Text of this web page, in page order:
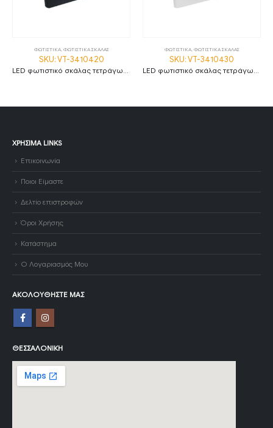
ΦΩΤΙΣΤΙΚΑ, ΦΩΤΙΣΤΙΚΑ ΣΚΑΛΑΣ
SKU: VT-3410420
ΦΩΤΙΣΤΙΚΑ, ΦΩΤΙΣΤΙΚΑ ΣΚΑΛΑΣ
SKU: VT-3410430
ΧΡΉΣΙΜΑ LINKS
Επικοινωνία
Ποιοι Είμαστε
Δελτίο επιστροφών
Όροι Χρήσης
Κατάστημα
Ο Λογαριασμός Μου
ΑΚΟΛΟΥΘΉΣΤΕ ΜΑΣ
ΘΕΣΣΑΛΟΝΊΚΗ